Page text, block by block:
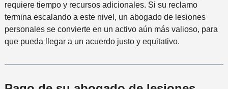
requiere tiempo y recursos adicionales. Si su reclamo
termina escalando a este nivel, un abogado de lesiones
personales se convierte en un activo aún más valioso, para
que pueda llegar a un acuerdo justo y equitativo.